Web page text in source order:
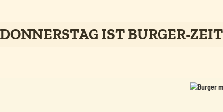
DONNERSTAG IST BURGER-ZEIT